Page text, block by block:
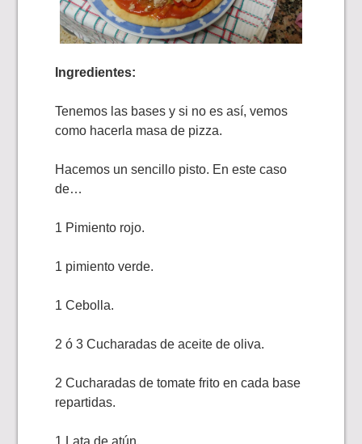
Ingredientes:
Tenemos las bases y si no es así, vemos
como hacerla masa de pizza.
Hacemos un sencillo pisto. En este caso
de…
1 Pimiento rojo.
1 pimiento verde.
1 Cebolla.
2 ó 3 Cucharadas de aceite de oliva.
2 Cucharadas de tomate frito en cada base
repartidas.